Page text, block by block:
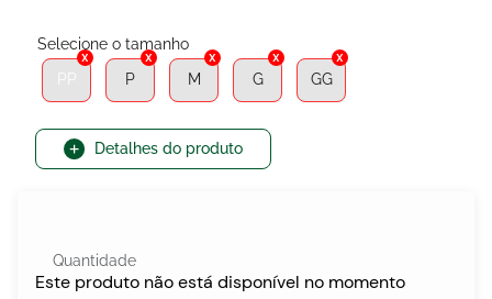
P M G GG
Detalhes do produto
Quantidade
Este produto não está disponível no momento